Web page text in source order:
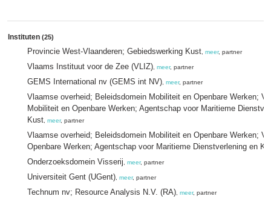
Instituten (25)
Provincie West-Vlaanderen; Gebiedswerking Kust meer, partner
Vlaams Instituut voor de Zee (VLIZ) meer, partner
GEMS International nv (GEMS int NV) meer, partner
Vlaamse overheid; Beleidsdomein Mobiliteit en Openbare Werken;
Mobiliteit en Openbare Werken; Agentschap voor Maritieme
Kust meer, partner
Vlaamse overheid; Beleidsdomein Mobiliteit en Openbare Werken;
Openbare Werken; Agentschap voor Maritieme Dienstverlening en
Onderzoeksdomein Visserij
meer, partner
Universiteit Gent (UGent) meer, partner
Technum nv; Resource Analysis N.V. (RA) meer, partner